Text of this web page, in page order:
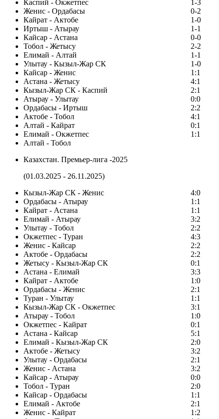
Каспий - Окжетпес
1-3
Женис - Ордабасы
0-2
Кайрат - Актобе
1-0
Иртыш - Атырау
1-1
Кайсар - Астана
0-0
Тобол - Жетысу
2-2
Елимай - Алтай
1-1
Улытау - Кызыл-Жар СК
1-0
Кайсар - Женис
1:1
Астана - Жетысу
4:1
Кызыл-Жар СК - Каспий
2:1
Атырау - Улытау
0:0
Ордабасы - Иртыш
2:2
Актобе - Тобол
4:1
Алтай - Кайрат
0:1
Елимай - Окжетпес
1:1
Алтай - Тобол
Казахстан. Премьер-лига -2025
(01.03.2025 - 26.11.2025)
Кызыл-Жар СК - Женис
4:0
Ордабасы - Атырау
1:1
Кайрат - Астана
1:1
Елимай - Атырау
3:2
Улытау - Тобол
2:2
Окжетпес - Туран
4:3
Женис - Кайсар
2:2
Актобе - Ордабасы
2:2
Жетысу - Кызыл-Жар СК
0:1
Астана - Елимай
3:3
Кайрат - Актобе
1:0
Ордабасы - Женис
2:1
Туран - Улытау
1:1
Кызыл-Жар СК - Окжетпес
3:1
Атырау - Тобол
1:0
Окжетпес - Кайрат
0:1
Астана - Кайсар
5:1
Елимай - Кызыл-Жар СК
2:0
Актобе - Жетысу
3:2
Улытау - Ордабасы
2:1
Женис - Астана
3:2
Кайсар - Атырау
0:0
Тобол - Туран
2:0
Кайсар - Ордабасы
1:1
Елимай - Актобе
2:1
Женис - Кайрат
1:2